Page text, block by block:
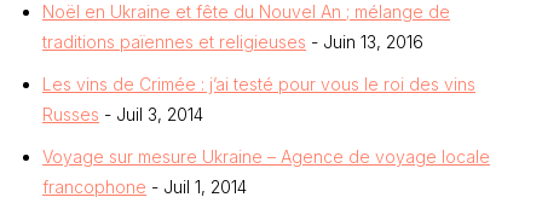
Noël en Ukraine et fête du Nouvel An ; mélange de
traditions païennes et religieuses - Juin 13, 2016
Les vins de Crimée : j’ai testé pour vous le roi des vins
Russes - Juil 3, 2014
Voyage sur mesure Ukraine – Agence de voyage locale
francophone - Juil 1, 2014